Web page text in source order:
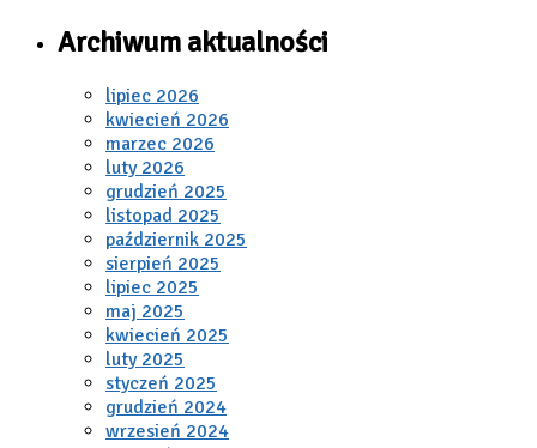
Archiwum aktualności
lipiec 2026
kwiecień 2026
marzec 2026
luty 2026
grudzień 2025
listopad 2025
październik 2025
sierpień 2025
lipiec 2025
maj 2025
kwiecień 2025
luty 2025
styczeń 2025
grudzień 2024
wrzesień 2024